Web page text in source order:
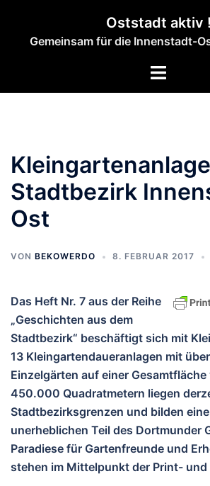
springen
Oststadt aktiv !
Gemeinsam für die Innenstadt-
Menü
Stadtbezirk
Ost
VON BEKOWERDO 8. FEBRUAR 2017
Das Heft Nr. 7 aus der Reihe
„Geschichten aus dem
Stadtbezirk“ beschäftigt sich mit
13 Kleingartendaueranlagen mit
Einzelgärten auf einer
450.000 Quadratmetern liegen
Stadtbezirksgrenzen und bilden
unerheblichen Teil des Dortmunder
Paradiese für Gartenfreunde und
stehen im Mittelpunkt der Print-